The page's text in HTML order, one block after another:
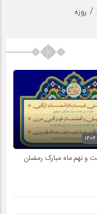
/ روزه
و نهم ماه مبارک رمضان